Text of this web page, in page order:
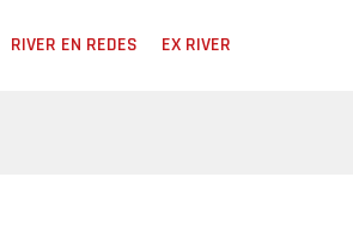
RIVER EN REDES EX RIVER